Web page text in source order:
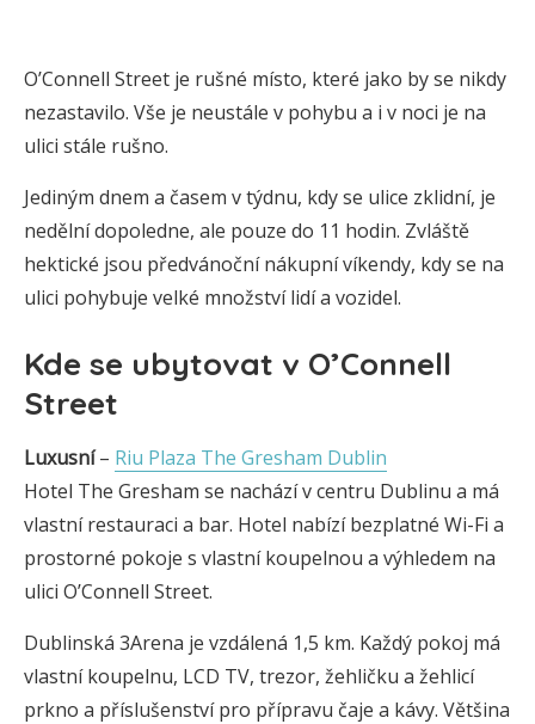
O’Connell Street je rušné místo, které jako by se nikdy
nezastavilo. Vše je neustále v pohybu a i v noci je na
ulici stále rušno.
Jediným dnem a časem v týdnu, kdy se ulice zklidní, je
nedělní dopoledne, ale pouze do 11 hodin. Zvláště
hektické jsou předvánoční nákupní víkendy, kdy se na
ulici pohybuje velké množství lidí a vozidel.
Kde se ubytovat v O’Connell
Street
Luxusní– Riu Plaza The Gresham Dublin
Hotel The Gresham se nachází v centru Dublinu a má
vlastní restauraci a bar. Hotel nabízí bezplatné Wi-Fi a
prostorné pokoje s vlastní koupelnou a výhledem na
ulici O’Connell Street.
Dublinská 3Arena je vzdálená 1,5 km. Každý pokoj má
vlastní koupelnu, LCD TV, trezor, žehličku a žehlicí
prkno a příslušenství pro přípravu čaje a kávy. Většina